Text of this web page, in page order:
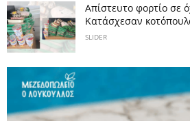
Απίστευτο φορτίο σε
Κατάσχεσαν
SLIDER